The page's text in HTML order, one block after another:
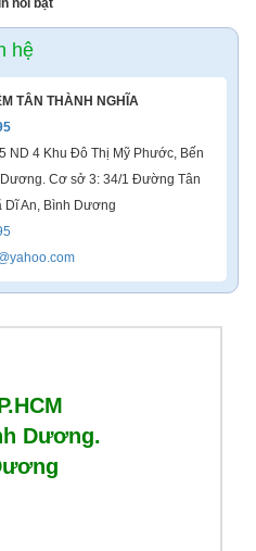
nổi bật
hệ
TÂN THÀNH NGHĨA
ND 4 Khu Đô Thị Mỹ Phước, Bến
Cơ sở 3: 34/1 Đường Tân
Dĩ An, Bình Dương
Dương.